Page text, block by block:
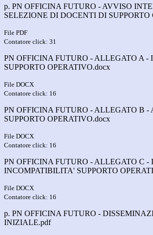
p. PN OFFICINA FUTURO - AVVISO
SELEZIONE DI DOCENTI DI SUPPORTO
File PDF
Contatore click: 31
PN OFFICINA FUTURO - ALLEGATO A -
SUPPORTO OPERATIVO.docx
File DOCX
Contatore click: 16
PN OFFICINA FUTURO - ALLEGATO B -
SUPPORTO OPERATIVO.docx
File DOCX
Contatore click: 16
PN OFFICINA FUTURO - ALLEGATO C -
INCOMPATIBILITA' SUPPORTO
File DOCX
Contatore click: 16
p. PN OFFICINA FUTURO -
INIZIALE.pdf